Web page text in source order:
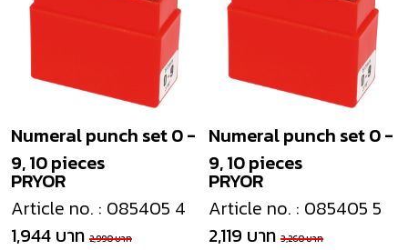
PRYOR
Numeral punch set 0 -
9, 10 pieces
Article no. : 085405 4
1,944 บาท 2,990 บาท
PRYOR
Numeral punch set 0 -
9, 10 pieces
Article no. : 085405 5
2,119 บาท 3,260 บาท